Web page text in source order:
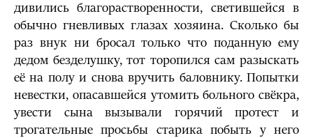
дивились благорастворенности, светившейся в
обычно гневливых глазах хозяина. Сколько бы
раз внук ни бросал только что поданную ему
дедом безделушку, тот торопился сам разыскать
её на полу и снова вручить баловнику. Попытки
невестки, опасавшейся утомить больного свёкра,
увести сына вызывали горячий протест и
трогательные просьбы старика побыть у него